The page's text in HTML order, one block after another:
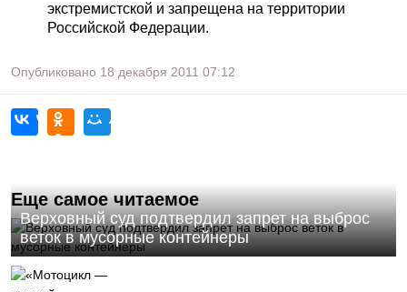
экстремистской и запрещена на территории
Российской Федерации.
Опубликовано 18 декабря 2011 07:12
Еще самое читаемое
Верховный суд подтвердил запрет на выброс
веток в мусорные контейнеры